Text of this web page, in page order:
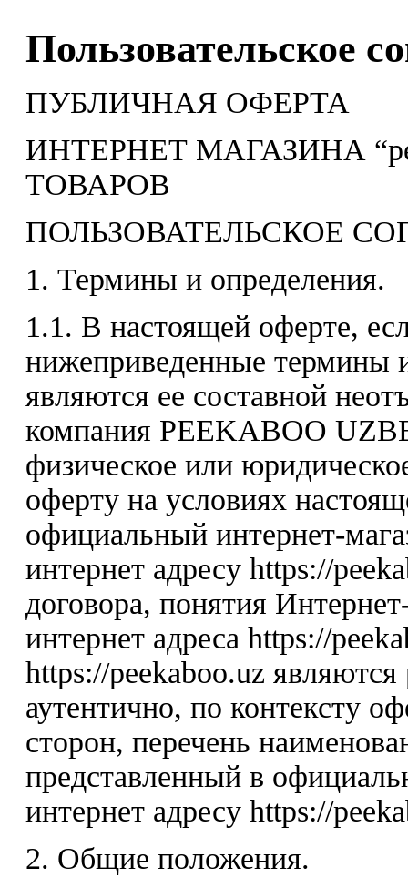
Пользовательское
ПУБЛИЧНАЯ ОФЕРТА
ИНТЕРНЕТ МАГАЗИНА
ТОВАРОВ
ПОЛЬЗОВАТЕЛЬСКОЕ
1. Термины и определения.
1.1. В настоящей оферте,
нижеприведенные термины
являются ее составной
компания PEEKABOO
физическое или
оферту на условиях
официальный интернет-
интернет адресу https://
договора, понятия
интернет адреса https://
https://peekaboo.uz
аутентично, по контексту
сторон, перечень
представленный в
интернет адресу https://
2. Общие положения.